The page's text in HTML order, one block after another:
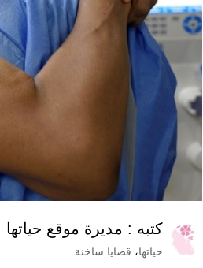
كتبه : مديرة موقع
حياتها، قضايا ساخنة